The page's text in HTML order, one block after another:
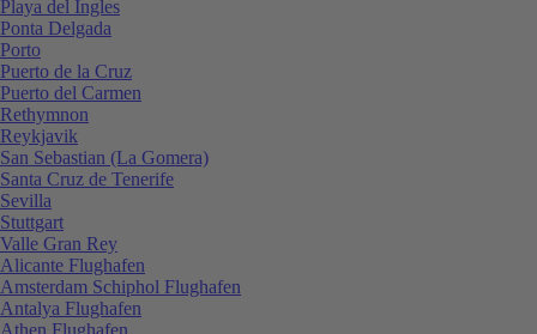
Playa del Ingles
Ponta Delgada
Porto
Puerto de la Cruz
Puerto del Carmen
Rethymnon
Reykjavik
San Sebastian (La Gomera)
Santa Cruz de Tenerife
Sevilla
Stuttgart
Valle Gran Rey
Alicante Flughafen
Amsterdam Schiphol Flughafen
Antalya Flughafen
Athen Flughafen